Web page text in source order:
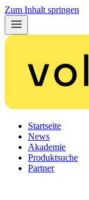
Zum Inhalt springen
Startseite
News
Akademie
Produktsuche
Partner